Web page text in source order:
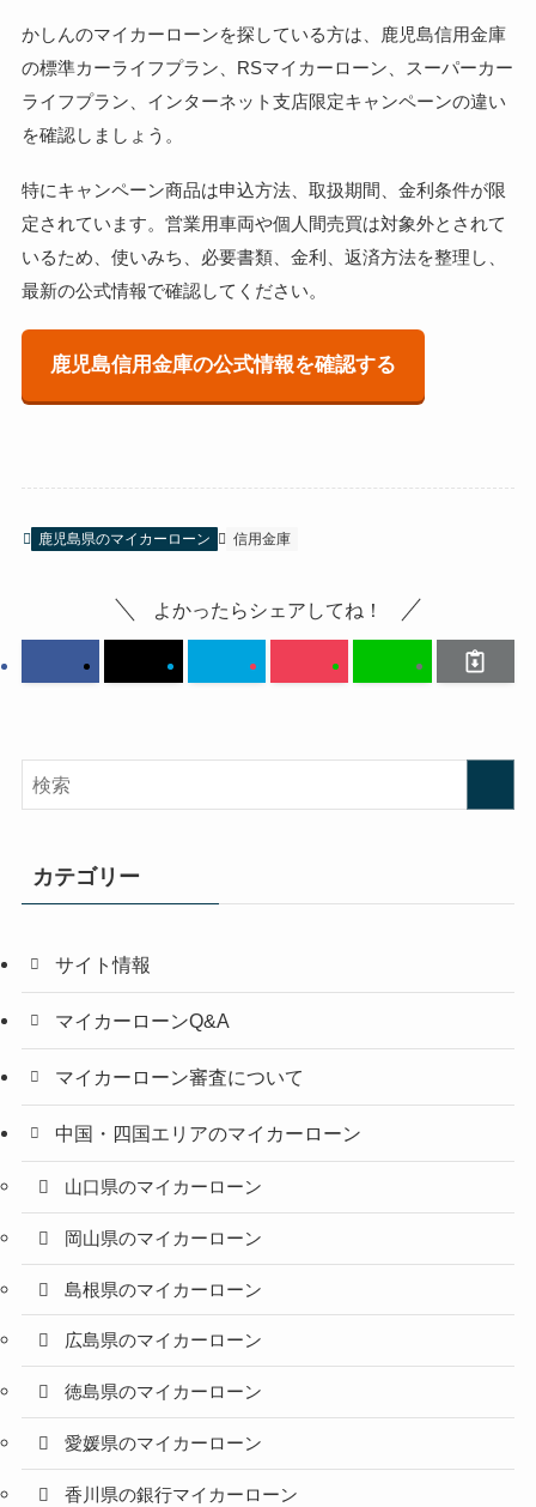
かしんのマイカーローンを探している方は、鹿児島信用金庫
の標準カーライフプラン、RSマイカーローン、スーパーカー
ライフプラン、インターネット支店限定キャンペーンの違い
を確認しましょう。
特にキャンペーン商品は申込方法、取扱期間、金利条件が限
定されています。営業用車両や個人間売買は対象外とされて
いるため、使いみち、必要書類、金利、返済方法を整理し、
最新の公式情報で確認してください。
鹿児島信用金庫の公式情報を確認する
鹿児島県のマイカーローン 信用金庫
よかったらシェアしてね！
カテゴリー
サイト情報
マイカーローンQ&A
マイカーローン審査について
中国・四国エリアのマイカーローン
山口県のマイカーローン
岡山県のマイカーローン
島根県のマイカーローン
広島県のマイカーローン
徳島県のマイカーローン
愛媛県のマイカーローン
香川県の銀行マイカーローン